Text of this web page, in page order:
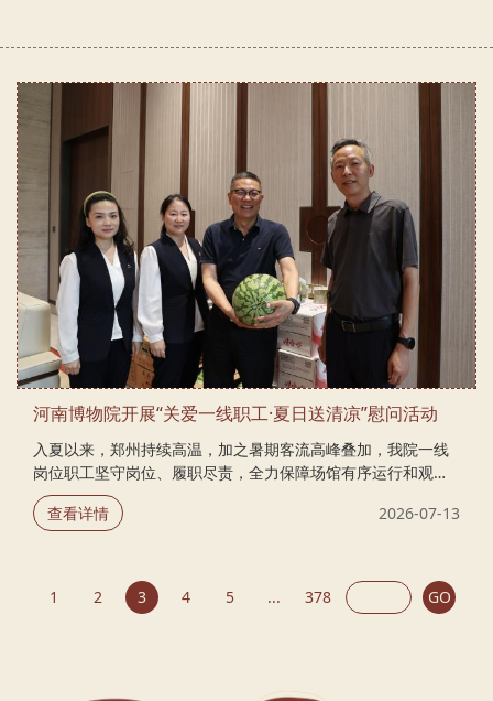
实人才基础。 培训伊始，志愿者詹元带领同学们走进主展馆，
开展展厅基础认知学习。大家实地熟悉了展厅的基本设施分
布、志愿服务的工作范围与日常职责，并对河南博物院展厅概
况、展览体系、展陈文物基本脉络以及中原历史文化通识有了
初步了解。通过现场观摩和互动问答，同学们对博物馆...
河南博物院开展“关爱一线职工·夏日送清凉”慰问活动
入夏以来，郑州持续高温，加之暑期客流高峰叠加，我院一线
岗位职工坚守岗位、履职尽责，全力保障场馆有序运行和观众
服务提质增效。为做好职工夏季高温作业保障工作，切实关心
关爱一线职工，河南博物院工会精心组织并开展了“关爱一线职
在岗职工亲切交谈，详细了解高温作业环境保障和防暑休息措
施落实情况。信木祥对广大职工不畏酷暑、坚守岗位，守护中
查看详情 2026-07-13
1 2 3 4 5 ... 378 GO